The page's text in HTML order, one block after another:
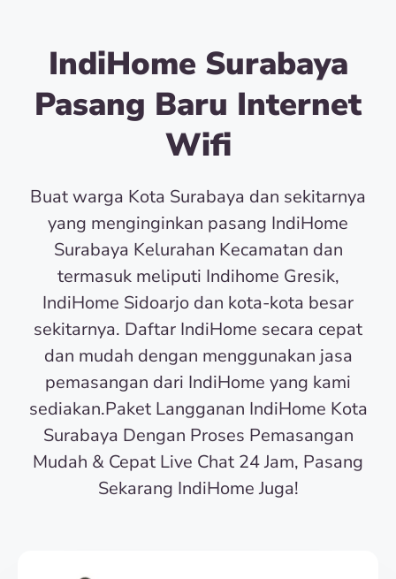
IndiHome Surabaya
Pasang Baru Internet
Wifi
Buat warga Kota Surabaya dan sekitarnya
yang menginginkan pasang IndiHome
Surabaya Kelurahan Kecamatan dan
termasuk meliputi Indihome Gresik,
IndiHome Sidoarjo dan kota-kota besar
sekitarnya. Daftar IndiHome secara cepat
dan mudah dengan menggunakan jasa
pemasangan dari IndiHome yang kami
sediakan.Paket Langganan IndiHome Kota
Surabaya Dengan Proses Pemasangan
Mudah & Cepat Live Chat 24 Jam, Pasang
Sekarang IndiHome Juga!